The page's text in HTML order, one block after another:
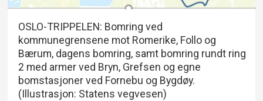
OSLO-TRIPPELEN: Bomring ved
kommunegrensene mot Romerike, Follo og
Bærum, dagens bomring, samt bomring rundt ring
2 med armer ved Bryn, Grefsen og egne
bomstasjoner ved Fornebu og Bygdøy.
(Illustrasjon: Statens vegvesen)